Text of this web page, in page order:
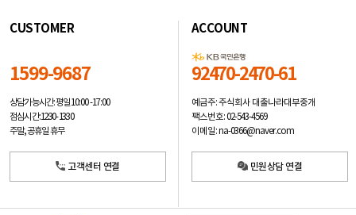
CUSTOMER
1599-9687
상담가능시간: 평일10:00 -17:00
점심시간: 12:30 - 13:30
주말, 공휴일 휴무
고객센터 연결
ACCOUNT
92470-2470-61
예금주: 주식회사 대출나라대부중개
팩스번호: 02-543-4569
이메일: na-0366@naver.com
민원상담 연결